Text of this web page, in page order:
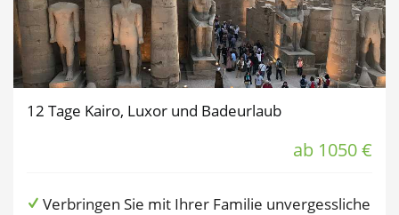
12 Tage Kairo, Luxor und Badeurlaub
ab 1050 €
Verbringen Sie mit Ihrer Familie unvergessliche